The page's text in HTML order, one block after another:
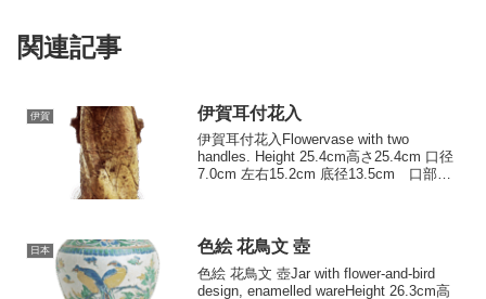
関連記事
伊賀 伊賀耳付花入
伊賀耳付花入Flowervase with two
handles. Height 25.4cm高さ25.4cm 口径
7.0cm 左右15.2cm 底径13.5cm 口部を
日本 色絵 花鳥文 壺
色絵 花鳥文 壺Jar with flower-and-bird
design, enamelled wareHeight 26.3cm高